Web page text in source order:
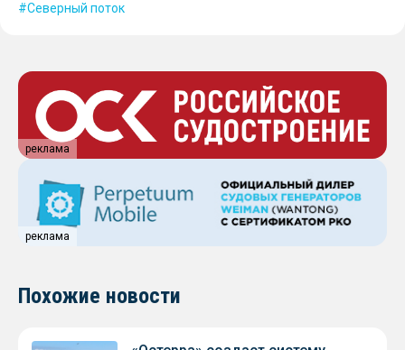
Северный поток
реклама
реклама
Похожие новости